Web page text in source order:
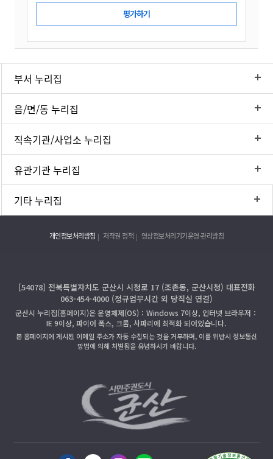
부서 누리집
읍/면/동 누리집
직속기관/사업소 누리집
유관기관 누리집
기타 누리집
개인정보처리방침 저작권 정책 영상정보처리기기운영·관리방침
[54078] 전북특별자치도 군산시 시청로 17 (조촌동, 군산시청) 대표전화
063-454-4000 (정규업무시간 외 당직실 연결)
군산시 누리집(홈페이지)은 운영체제(OS)：Windows 7이상, 인터넷 브라우저：
IE 9이상, 파이어 폭스, 크롬, 사파리에 최적화 되어있습니다.
본 홈페이지에 게시된 이메일 주소가 자동 수집되는 것을 거부하며, 이를 위반시 정보통신
망법에 의해 처벌됨을 유념하시기 바랍니다.